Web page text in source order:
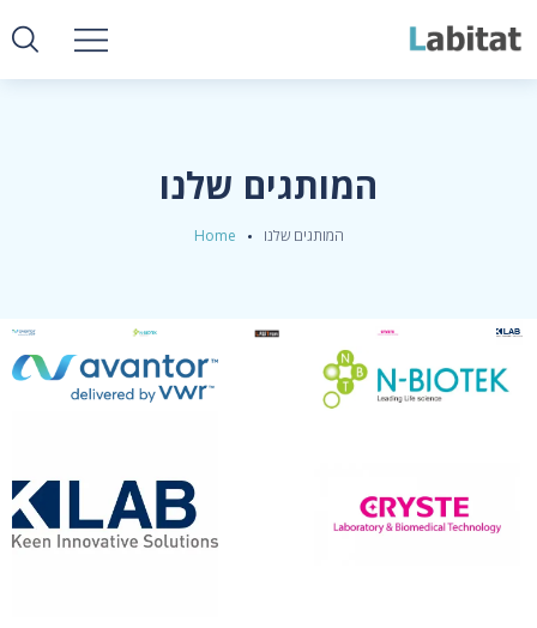
המותגים שלנו
Home המותגים שלנו